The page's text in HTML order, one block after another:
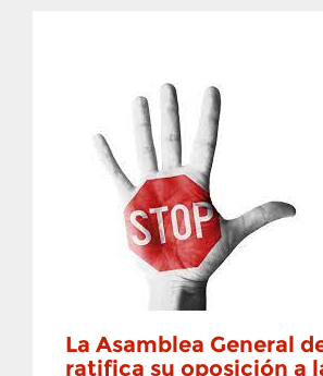
La Asamblea General
ratifica su oposición a